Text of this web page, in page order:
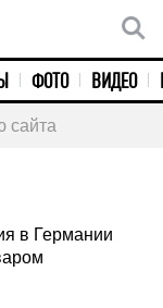
ФОТО ВИДЕО
сайта
в Германии